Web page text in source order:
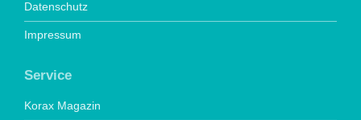
Datenschutz
Impressum
Service
Korax Magazin